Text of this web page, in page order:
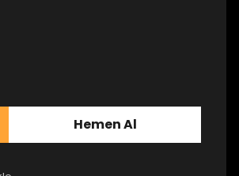
Hemen Al